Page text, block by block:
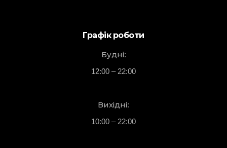
Графік роботи
Будні:
12:00 – 22:00
Вихідні:
10:00 – 22:00